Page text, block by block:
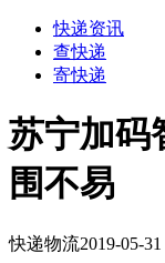
快递资讯
查快递
寄快递
苏宁加码
围不易
快递物流2019-05-